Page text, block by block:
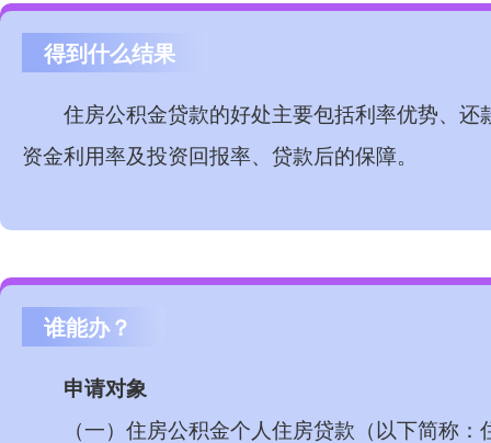
得到什么结果
住房公积金贷款的好处主要包括利率优势、
资金利用率及投资回报率、贷款后的保障。
谁能办？
申请对象
（一）住房公积金个人住房贷款（以下简称